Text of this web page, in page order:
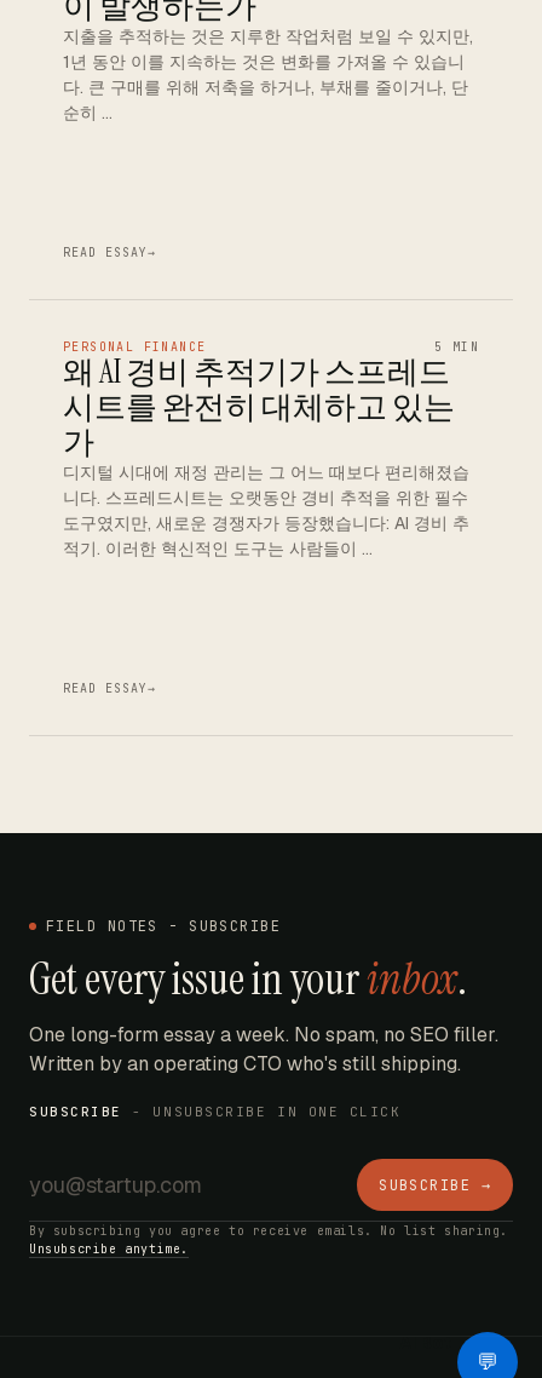
지출을 추적하는 것은 지루한 작업처럼 보일 수 있지만,
1년 동안 이를 지속하는 것은 변화를 가져올 수 있습니
다. 큰 구매를 위해 저축을 하거나, 부채를 줄이거나, 단
순히 …
READ ESSAY→
PERSONAL FINANCE 5 MIN
왜 AI 경비 추적기가 스프레드
시트를 완전히 대체하고 있는
가
디지털 시대에 재정 관리는 그 어느 때보다 편리해졌습
니다. 스프레드시트는 오랫동안 경비 추적을 위한 필수
도구였지만, 새로운 경쟁자가 등장했습니다: AI 경비 추
적기. 이러한 혁신적인 도구는 사람들이 …
READ ESSAY→
FIELD NOTES - SUBSCRIBE
Get every issue in yourinbox.
One long-form essay a week. No spam, no SEO filler.
Written by an operating CTO who's still shipping.
SUBSCRIBE - UNSUBSCRIBE IN ONE CLICK
SUBSCRIBE →
By subscribing you agree to receive emails. No list sharing.
Unsubscribe anytime.
💬